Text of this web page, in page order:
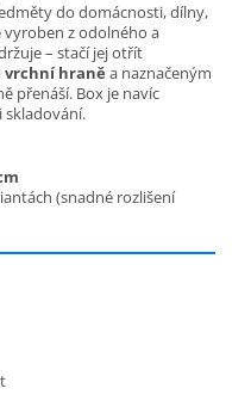
do domácnosti, dílny,
vyroben z odolného a
– stačí jej otřít
vrchní hraně a naznačeným
přenáší. Box je navíc
skladování.
(snadné rozlišení